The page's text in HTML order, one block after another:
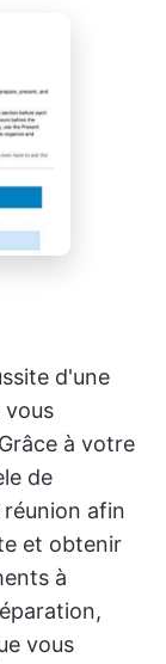
d'une
vous
à votre
de
afin
et obtenir
à
vous